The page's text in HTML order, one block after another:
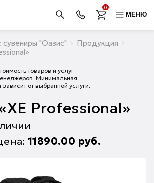
0
МЕНЮ
сувениры "Оазис"
Продукция
товаров и услуг
Минимальная
от выбранной услуги.
Professional»
11890.00 руб.